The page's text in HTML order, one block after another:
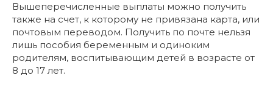
Вышеперечисленные выплаты можно получить
также на счет, к которому не привязана карта, или
почтовым переводом. Получить по почте нельзя
лишь пособия беременным и одиноким
родителям, воспитывающим детей в возрасте от
8 до 17 лет.